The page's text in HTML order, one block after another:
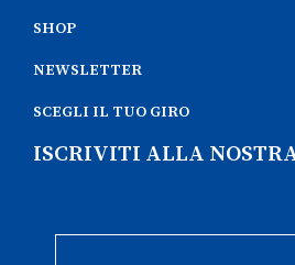
SHOP
NEWSLETTER
SCEGLI IL TUO GIRO
ISCRIVITI ALLA